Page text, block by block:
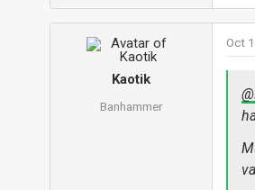
Kaotik
Banhammer
Oct